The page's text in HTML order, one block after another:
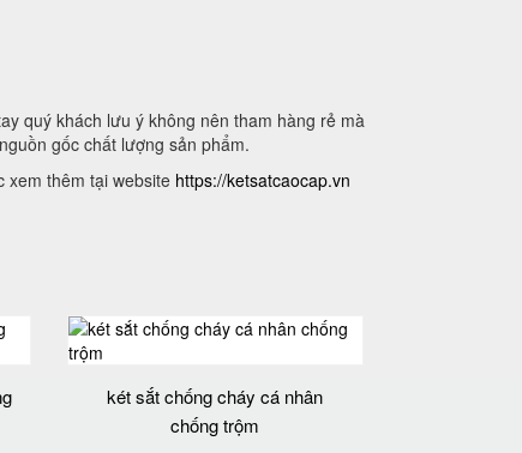
quý khách lưu ý không nên tham hàng rẻ mà
gốc chất lượng sản phẩm.
xem thêm tại website https://ketsatcaocap.vn
két sắt chống cháy cá nhân
chống trộm